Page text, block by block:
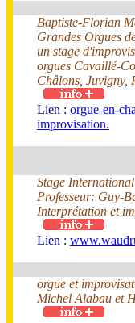
Baptiste-Florian
Grandes Orgues
un stage
orgues Cavaillé-
Châlons, Juvigny,
Lien : orgue-en-
improvisation.
Stage
Professeur: Guy-
Interprétation et
Lien :
orgue et
Michel Alabau et